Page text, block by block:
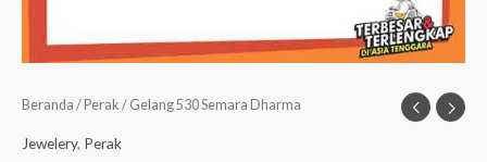
Beranda / Perak / Gelang 530 Semara Dharma
Jewelery, Perak